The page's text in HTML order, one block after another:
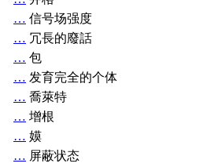
… 信号场强度
… 冗長的廢話
… 包
… 发育完全的个体
… 喬萊特
… 增根
… 嫫
… 屏蔽状态